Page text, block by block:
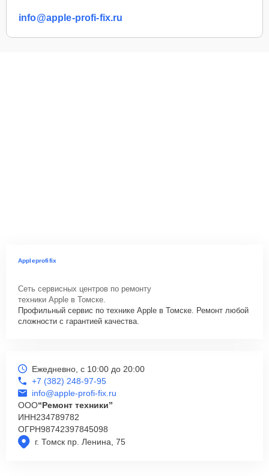
info@apple-profi-fix.ru
Appleprofifix
Сеть сервисных центров по ремонту
техники Apple в Томске.
Профильный сервис по технике Apple в Томске. Ремонт любой
сложности с гарантией качества.
г. Томск пр. Ленина, 75
Ежедневно, с 10:00 до 20:00
+7 (382) 248-97-95
info@apple-profi-fix.ru
ООО“Ремонт техники”
ИНН234789782
ОГРН98742397845098